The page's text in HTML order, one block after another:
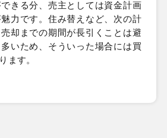
きる分、売主としては資金計画
力です。住み替えなど、次の計
却までの期間が長引くことは避
いため、そういった場合には買
ます。